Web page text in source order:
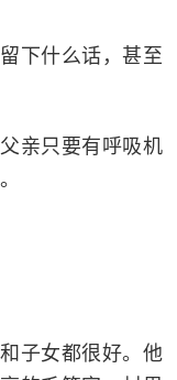
下什么话，甚至
亲只要有呼吸机
子女都很好。他